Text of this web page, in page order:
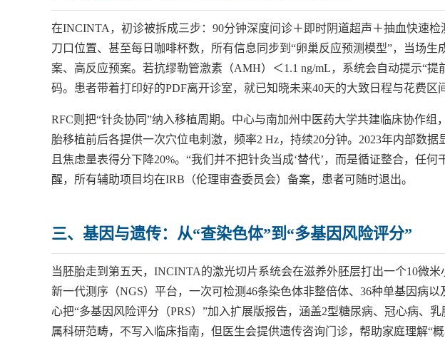
在INCINTA，初诊被拆成三步：90分钟深度问诊＋即时阴道超声＋抽血快速
刀口位置、甚至每日咖啡杯数，所有信息同步到“卵巢反应预测模型”，当场
案、高反应预案。若抗缪勒管激素（AMH）＜1.1 ng/mL，系统会自动提示“
码。患者带着打印好的PDF离开诊室，就已知晓未来40天的大致日程与花费区
RFC则把“针灸协同”纳入移植周期。中心与南加州中医药大学共建临床协作组
胎移植前后各提供一次穴位电刺激，频率2 Hz，持续20分钟。2023年内部数据
且焦虑量表得分下降20%。“我们并不把针灸当成‘替代’，而是循证整合，任
醒，所有辅助项目均在IRB（伦理审查委员会）备案，患者可随时退出。
三、基因与遗传：从“查染色体”到“多基因风险评分”
当胚胎走到第五天，INCINTA的激光切片系统会在滋养外胚层打出一个10微
新一代测序（NGS）平台，一次可检测46条染色体非整倍体、36种单基因病
心把“多基因风险评分（PRS）”加入扩展版报告，涵盖2型糖尿病、冠心病、
属科研范畴，不写入临床指南，但医生会提供遗传咨询门诊，帮助家庭理解“概